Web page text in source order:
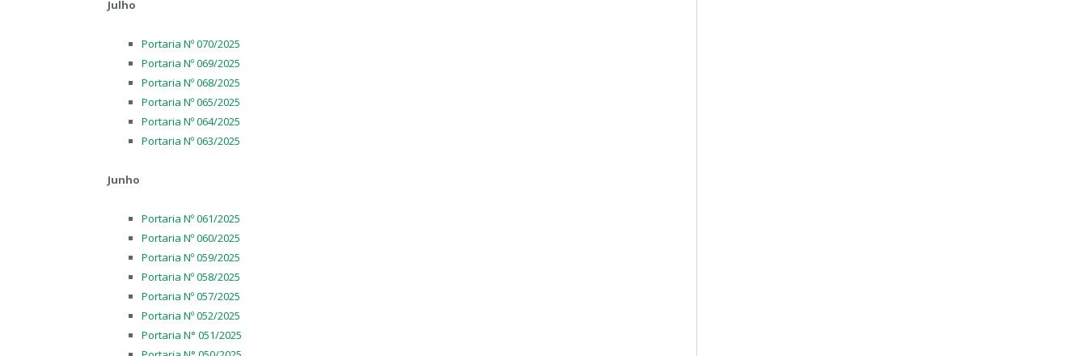
Julho
Portaria Nº 070/2025
Portaria Nº 069/2025
Portaria Nº 068/2025
Portaria Nº 065/2025
Portaria Nº 064/2025
Portaria Nº 063/2025
Junho
Portaria Nº 061/2025
Portaria Nº 060/2025
Portaria Nº 059/2025
Portaria Nº 058/2025
Portaria Nº 057/2025
Portaria Nº 052/2025
Portaria N° 051/2025